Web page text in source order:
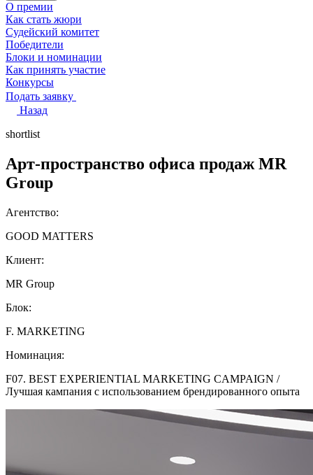
О премии
Как стать жюри
Судейский комитет
Победители
Блоки и номинации
Как принять участие
Конкурсы
Подать заявку
Назад
shortlist
Арт-пространство офиса продаж MR
Group
Агентство:
GOOD MATTERS
Клиент:
MR Group
Блок:
F. MARKETING
Номинация:
F07. BEST EXPERIENTIAL MARKETING CAMPAIGN /
Лучшая кампания с использованием брендированного опыта